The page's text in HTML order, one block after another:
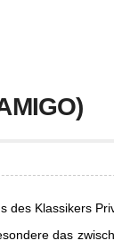
des Klassikers
das